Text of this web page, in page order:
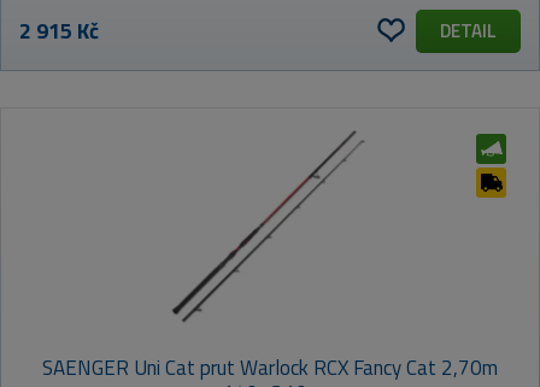
2 915 Kč DETAIL
SAENGER Uni Cat prut Warlock RCX Fancy Cat 2,70m